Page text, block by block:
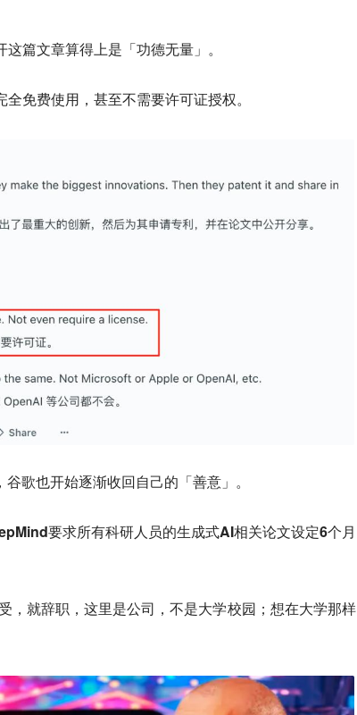
篇文章算得上是「功德无量」。
免费使用，甚至不需要许可证授权。
歌也开始逐渐收回自己的「善意」。
要求所有科研人员的生成式AI相关论文设定6个月
，就辞职，这里是公司，不是大学校园；想在大学那样